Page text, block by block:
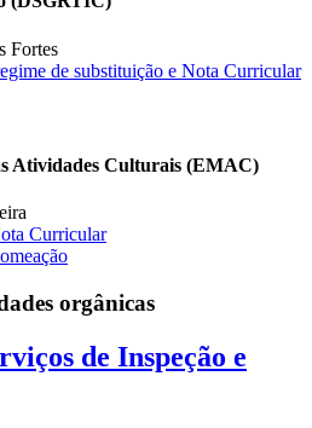
Fortes
de substituição e Nota Curricular
Atividades Culturais (EMAC)
Curricular
orgânicas
de Inspeção e